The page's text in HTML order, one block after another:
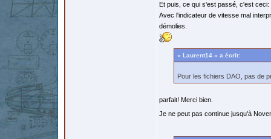
Et puis, ce qui s'est passé, c'est ceci:
Avec l'indicateur de vitesse mal
démolies.
« Laurent14 » a écrit:
Pour les fichiers DAO, pas de
parfait! Merci bien.
Je ne peut pas continue jusqu'à